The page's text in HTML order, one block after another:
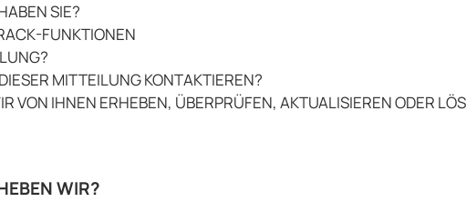
SIE?
FUNKTIONEN
MITTEILUNG KONTAKTIEREN?
VON IHNEN ERHEBEN, ÜBERPRÜFEN, AKTUALISIEREN ODER
WIR?